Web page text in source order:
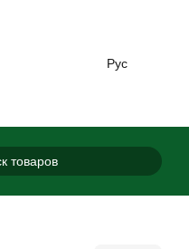
Рус